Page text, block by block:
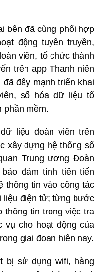
bên đã cùng phối hợp
động tuyên truyền,
viên, tổ chức thành
trên app Thanh niên
đẩy mạnh triển khai
số hóa dữ liệu tổ
phần mềm.
liệu đoàn viên trên
xây dựng hệ thống số
Trung ương Đoàn
đảm tính tiên tiến
thông tin vào công tác
liệu điện tử; từng bước
thông tin trong việc tra
cho hoạt động của
giai đoạn hiện nay.
bị sử dụng wifi, hàng